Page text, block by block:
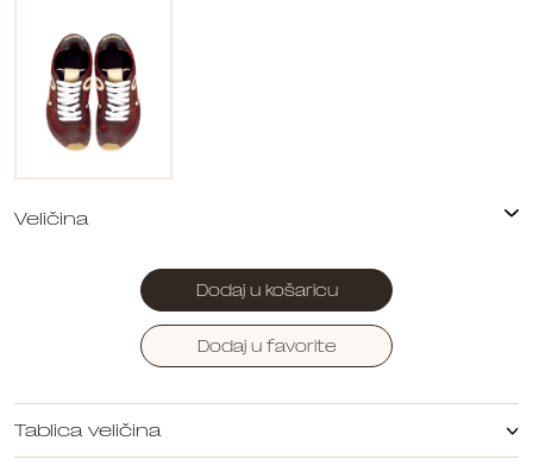
Dodaj u košaricu
Dodaj u favorite
Tablica veličina